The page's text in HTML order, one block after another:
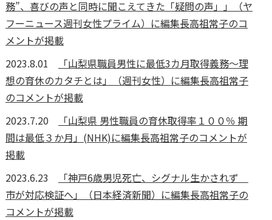
務”、喜びの声と同時に聞こえてきた「疑問の声」」（ヤ
フーニュース週刊女性プライム）に編集長高祖常子のコ
メントが掲載
2023.8.01
「山梨県職員男性に最低3カ月取得義務～理
想の育休のカタチとは」（週刊女性）に編集長高祖常子
のコメントが掲載
2023.7.20
「山梨県 男性職員の育休取得率１００％ 期
間は最低３か月」(NHK)に編集長高祖常子のコメントが
掲載
2023.6.23
「神戸6歳男児死亡、シグナル生かされず
市が対応検証へ」（日本経済新聞）に編集長高祖常子の
コメントが掲載